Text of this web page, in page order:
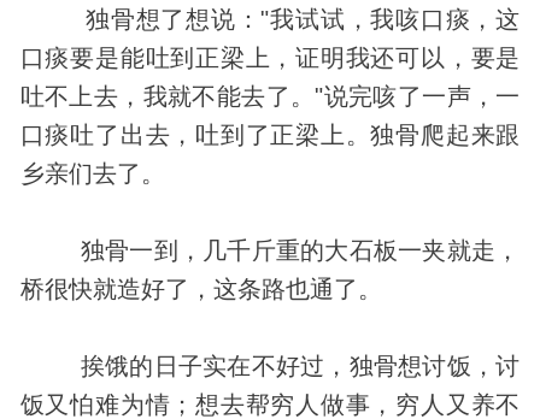
独骨想了想说："我试试，我咳口痰，这
口痰要是能吐到正梁上，证明我还可以，要是
吐不上去，我就不能去了。"说完咳了一声，一
口痰吐了出去，吐到了正梁上。独骨爬起来跟
乡亲们去了。
独骨一到，几千斤重的大石板一夹就走，
桥很快就造好了，这条路也通了。
挨饿的日子实在不好过，独骨想讨饭，讨
饭又怕难为情；想去帮穷人做事，穷人又养不